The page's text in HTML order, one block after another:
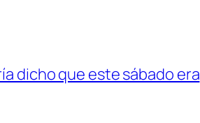
dicho que este sábado era